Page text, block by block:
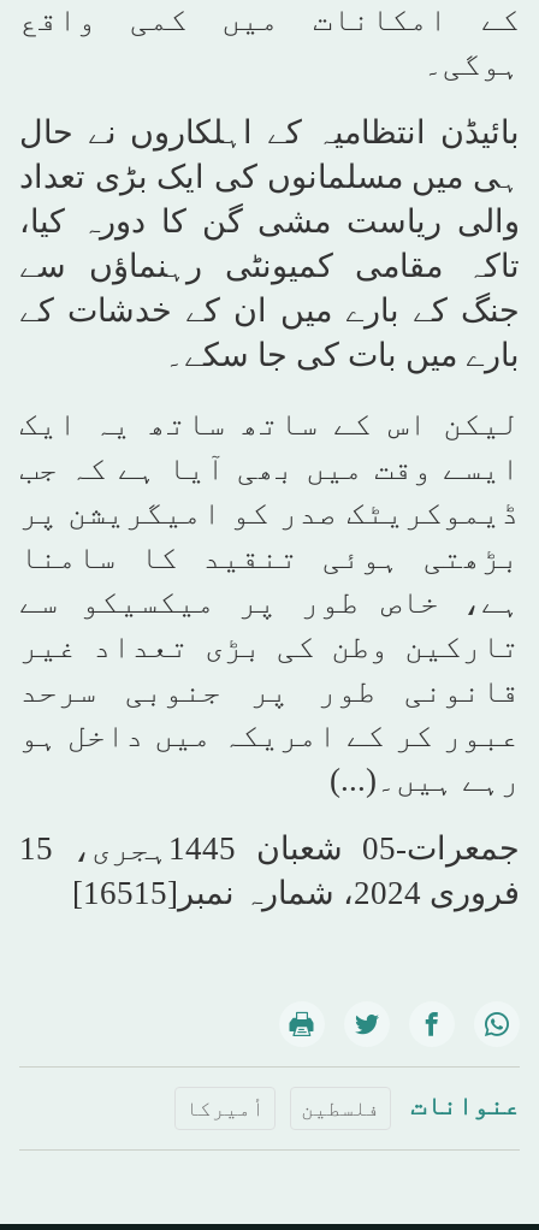
کے امکانات میں کمی واقع
ہوگی۔
بائیڈن انتظامیہ کے اہلکاروں نے حال
ہی میں مسلمانوں کی ایک بڑی تعداد
والی ریاست مشی گن کا دورہ کیا،
تاکہ مقامی کمیونٹی رہنماؤں سے
جنگ کے بارے میں ان کے خدشات کے
بارے میں بات کی جا سکے۔
لیکن اس کے ساتھ ساتھ یہ ایک
ایسے وقت میں بھی آیا ہے کہ جب
ڈیموکریٹک صدر کو امیگریشن پر
بڑھتی ہوئی تنقید کا سامنا
ہے، خاص طور پر میکسیکو سے
تارکین وطن کی بڑی تعداد غیر
قانونی طور پر جنوبی سرحد
عبور کر کے امریکہ میں داخل ہو
رہے ہیں۔(...)
جمعرات-05 شعبان 1445ہجری، 15
فروری 2024، شمارہ نمبر[16515]
عنوانات فلسطين أميركا